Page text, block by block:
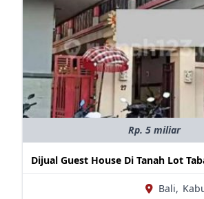
Rp. 5 miliar
Dijual Guest House Di Tanah Lot
Bali,